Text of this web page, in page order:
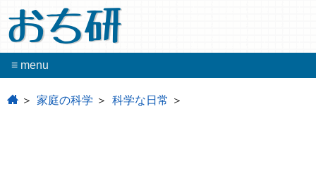
おち研
≡ menu
home 家庭の科学 科学な日常